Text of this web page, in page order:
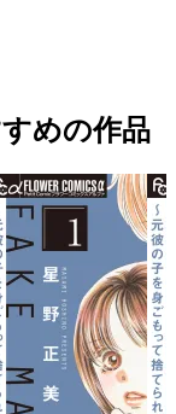
めの作品